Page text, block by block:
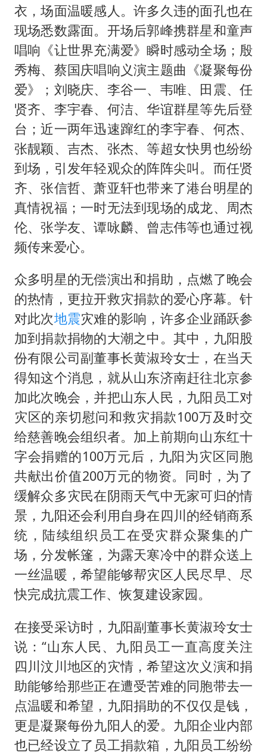
衣，场面温暖感人。许多久违的面孔也在
现场悉数露面。开场后郭峰携群星和童声
唱响《让世界充满爱》瞬时感动全场；殷
秀梅、蔡国庆唱响义演主题曲《凝聚每份
爱》；刘晓庆、李谷一、韦唯、田震、任
贤齐、李宇春、何洁、华谊群星等先后登
台；近一两年迅速蹿红的李宇春、何杰、
张靓颖、吉杰、张杰、等超女快男也纷纷
到场，引发年轻观众的阵阵尖叫。而任贤
齐、张信哲、萧亚轩也带来了港台明星的
真情祝福；一时无法到现场的成龙、周杰
伦、张学友、谭咏麟、曾志伟等也通过视
频传来爱心。
众多明星的无偿演出和捐助，点燃了晚会
的热情，更拉开救灾捐款的爱心序幕。针
对此次地震灾难的影响，许多企业踊跃参
加到捐款捐物的大潮之中。其中，九阳股
份有限公司副董事长黄淑玲女士，在当天
得知这个消息，就从山东济南赶往北京参
加此次晚会，并把山东人民，九阳员工对
灾区的亲切慰问和救灾捐款100万及时交
给慈善晚会组织者。加上前期向山东红十
字会捐赠的100万元后，九阳为灾区同胞
共献出价值200万元的物资。同时，为了
缓解众多灾民在阴雨天气中无家可归的情
景，九阳还会利用自身在四川的经销商系
统，陆续组织员工在受灾群众聚集的广
场，分发帐篷，为露天寒冷中的群众送上
一丝温暖，希望能够帮灾区人民尽早、尽
快完成抗震工作、恢复建设家园。
在接受采访时，九阳副董事长黄淑玲女士
说：“山东人民、九阳员工一直高度关注
四川汶川地区的灾情，希望这次义演和捐
助能够给那些正在遭受苦难的同胞带去一
点温暖和希望，九阳捐助的不仅仅是钱，
更是凝聚每份九阳人的爱。九阳企业内部
也已经设立了员工捐款箱，九阳员工纷纷